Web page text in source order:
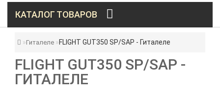
КАТАЛОГ ТОВАРОВ
Гиталеле FLIGHT GUT350 SP/SAP - Гиталеле
FLIGHT GUT350 SP/SAP -
ГИТАЛЕЛЕ